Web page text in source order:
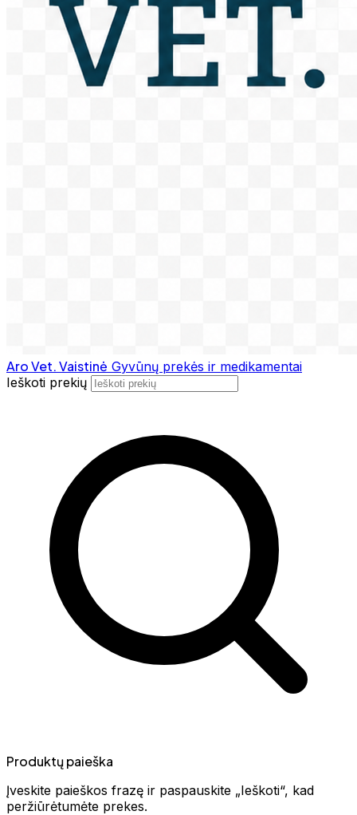
Aro Vet. Vaistinė Gyvūnų prekės ir medikamentai
Ieškoti prekių
Produktų paieška
Įveskite paieškos frazę ir paspauskite „Ieškoti“, kad
peržiūrėtumėte prekes.